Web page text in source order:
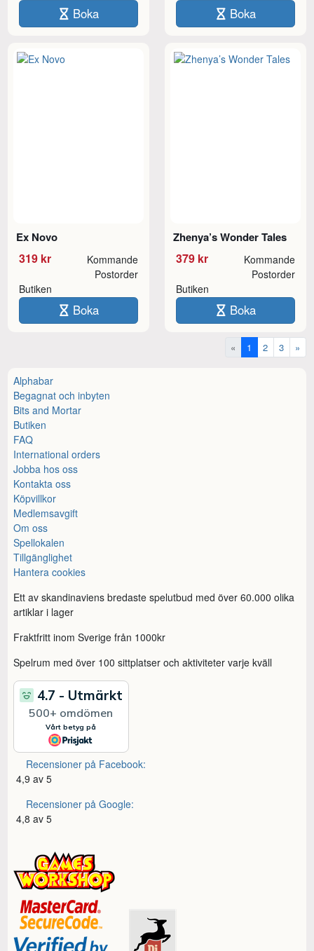
Boka Boka
Ex Novo
319 kr Kommande
Butiken
Postorder
Boka
Zhenya’s Wonder Tales
379 kr Kommande
Butiken
Postorder
Boka
« 1 2 3 »
Alphabar
Begagnat och inbyten
Bits and Mortar
Butiken
FAQ
International orders
Jobba hos oss
Kontakta oss
Köpvillkor
Medlemsavgift
Om oss
Spellokalen
Tillgänglighet
Hantera cookies
Ett av skandinaviens bredaste spelutbud med över 60.000 olika
artiklar i lager
Fraktfritt inom Sverige från 1000kr
Spelrum med över 100 sittplatser och aktiviteter varje kväll
Recensioner på Facebook:
4,9 av 5
Recensioner på Google:
4,8 av 5